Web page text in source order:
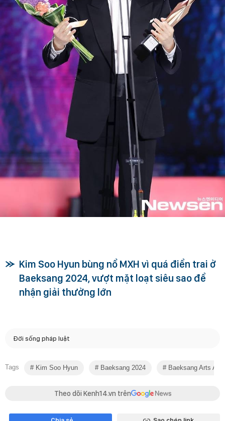
Kim Soo Hyun bùng nổ MXH vì quá điển trai ở
Baeksang 2024, vượt mặt loạt siêu sao để
nhận giải thưởng lớn
Đời sống pháp luật
Tags Kim Soo Hyun Baeksang 2024 Baeksang Arts
Theo dõi Kenh14.vn trên